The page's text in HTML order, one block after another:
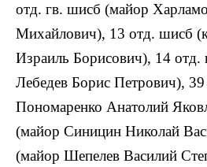
отд. гв. шисб (майор
Михайлович), 13 отд. шисб
Израиль Борисович), 14
Лебедев Борис Петрович),
Пономаренко Анатолий
(майор Синицин Николай
(майор Шепелев Василий